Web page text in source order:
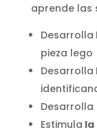
aprende las
Desarrolla
pieza lego
Desarrolla
Desarrolla
Estimula la